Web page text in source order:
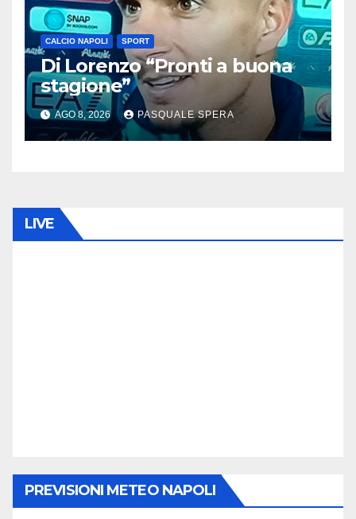
CALCIO NAPOLI SPORT
Di Lorenzo “Pronti a buona
stagione”
AGO 8, 2026 PASQUALE SPERA
LIVE
PREVISIONI METEO NAPOLI